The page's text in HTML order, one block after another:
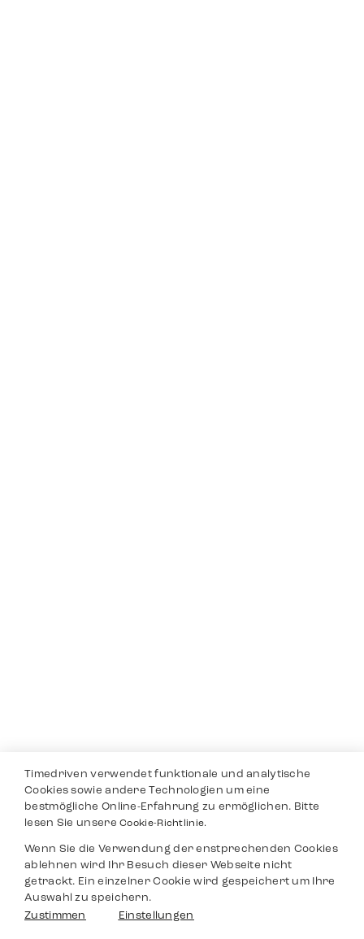
Timedriven verwendet funktionale und analytische
Cookies sowie andere Technologien um eine
bestmögliche Online-Erfahrung zu ermöglichen. Bitte
lesen Sie unsereCookie-Richtlinie.
Wenn Sie die Verwendung der enstprechenden Cookies
ablehnen wird Ihr Besuch dieser Webseite nicht
getrackt. Ein einzelner Cookie wird gespeichert um Ihre
Auswahl zu speichern.
Zustimmen
Einstellungen